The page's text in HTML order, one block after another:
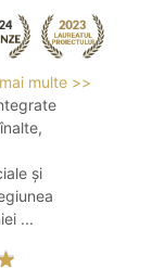
multe >>
și
...